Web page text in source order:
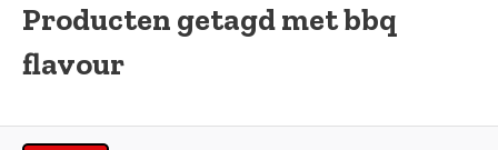
Producten getagd met bbq
flavour